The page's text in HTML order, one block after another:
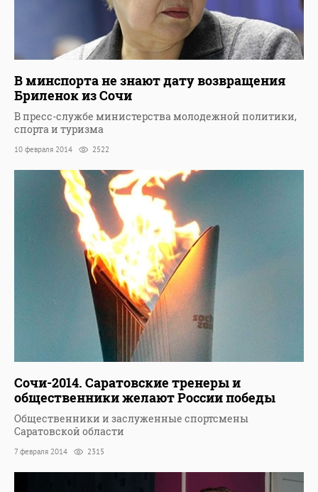
В минспорта не знают дату возвращения
Бриленок из Сочи
В пресс-службе министерства молодежной политики,
спорта и туризма
10 февраля 2014 2522
Сочи-2014. Саратовские тренеры и
общественники желают России победы
Общественники и заслуженные спортсмены
Саратовской области
7 февраля 2014 2315